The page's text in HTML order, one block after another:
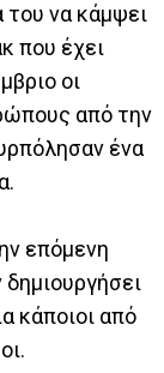
του να κάμψει
που έχει
οι
από την
ένα
επόμενη
δημιουργήσει
κάποιοι από